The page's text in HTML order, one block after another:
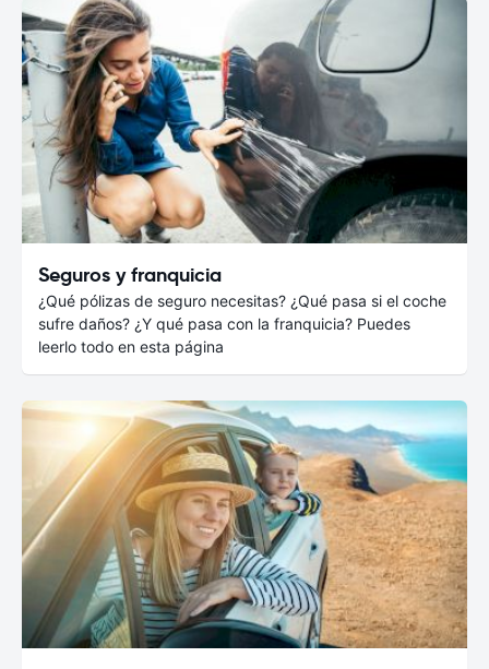
Seguros y franquicia
¿Qué pólizas de seguro necesitas? ¿Qué pasa si el coche
sufre daños? ¿Y qué pasa con la franquicia? Puedes
leerlo todo en esta página